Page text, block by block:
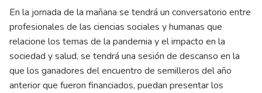
En la jornada de la mañana se tendrá un conversatorio entre
profesionales de las ciencias sociales y humanas que
relacione los temas de la pandemia y el impacto en la
sociedad y salud, se tendrá una sesión de descanso en la
que los ganadores del encuentro de semilleros del año
anterior que fueron financiados, puedan presentar los